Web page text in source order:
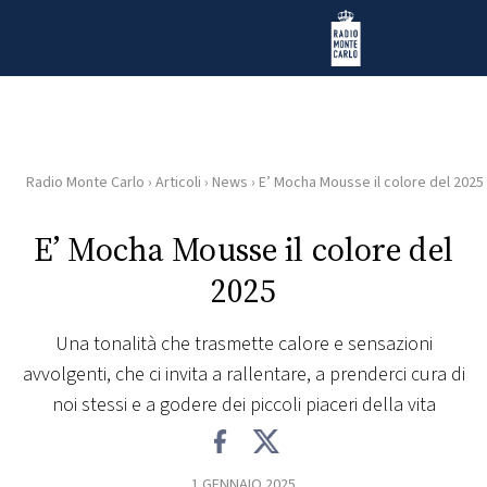
Radio Monte Carlo
HOME
RADIO
RADIO
PLAYLIST
Radio Monte Carlo › Articoli › News › E’ Mocha Mousse il colore del 2025
E’ Mocha Mousse il colore del
2025
Una tonalità che trasmette calore e sensazioni
avvolgenti, che ci invita a rallentare, a prenderci cura di
noi stessi e a godere dei piccoli piaceri della vita